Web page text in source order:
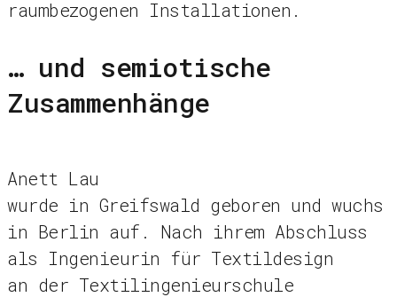
raumbezogenen Installationen.
… und semiotische
Zusammenhänge
Anett Lau
wurde in Greifswald geboren und wuchs
in Berlin auf. Nach ihrem Abschluss
als Ingenieurin für Textildesign
an der Textilingenieurschule